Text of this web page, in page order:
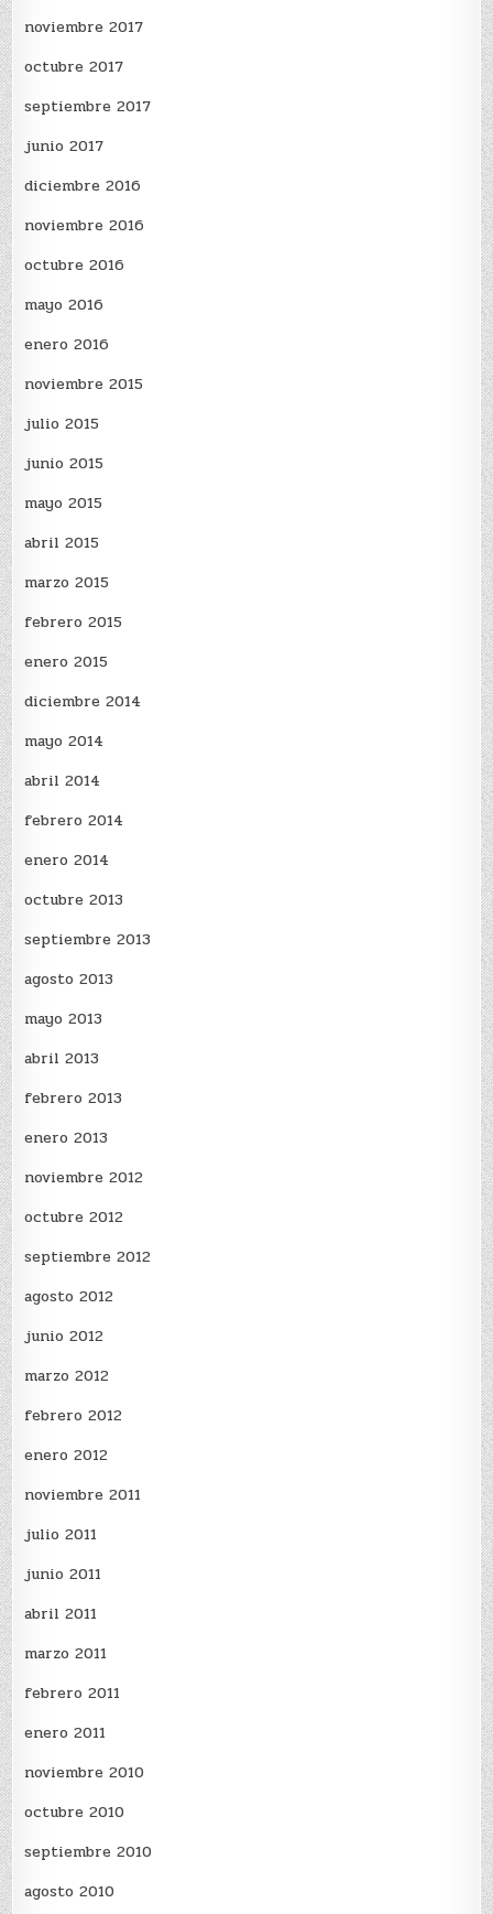
noviembre 2017
octubre 2017
septiembre 2017
junio 2017
diciembre 2016
noviembre 2016
octubre 2016
mayo 2016
enero 2016
noviembre 2015
julio 2015
junio 2015
mayo 2015
abril 2015
marzo 2015
febrero 2015
enero 2015
diciembre 2014
mayo 2014
abril 2014
febrero 2014
enero 2014
octubre 2013
septiembre 2013
agosto 2013
mayo 2013
abril 2013
febrero 2013
enero 2013
noviembre 2012
octubre 2012
septiembre 2012
agosto 2012
junio 2012
marzo 2012
febrero 2012
enero 2012
noviembre 2011
julio 2011
junio 2011
abril 2011
marzo 2011
febrero 2011
enero 2011
noviembre 2010
octubre 2010
septiembre 2010
agosto 2010